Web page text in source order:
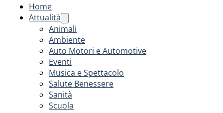
Home
Attualità
Animali
Ambiente
Auto Motori e Automotive
Eventi
Musica e Spettacolo
Salute Benessere
Sanità
Scuola